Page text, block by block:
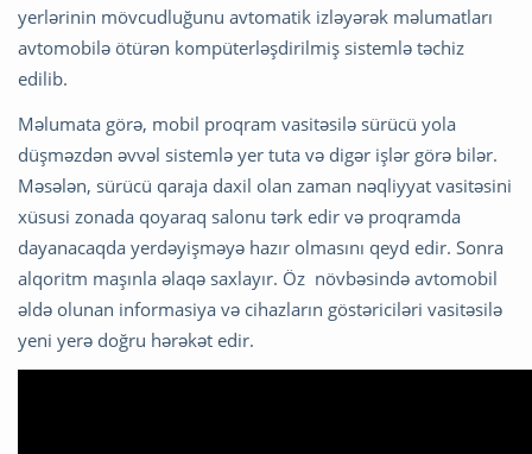
yerlərinin mövcudluğunu avtomatik izləyərək məlumatları
avtomobilə ötürən kompüterləşdirilmiş sistemlə təchiz
edilib.
Məlumata görə, mobil proqram vasitəsilə sürücü yola
düşməzdən əvvəl sistemlə yer tuta və digər işlər görə bilər.
Məsələn, sürücü qaraja daxil olan zaman nəqliyyat vasitəsini
xüsusi zonada qoyaraq salonu tərk edir və proqramda
dayanacaqda yerdəyişməyə hazır olmasını qeyd edir. Sonra
alqoritm maşınla əlaqə saxlayır. Öz növbəsində avtomobil
əldə olunan informasiya və cihazların göstəriciləri vasitəsilə
yeni yerə doğru hərəkət edir.